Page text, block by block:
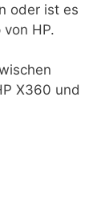
oder ist es
HP.
X360 und